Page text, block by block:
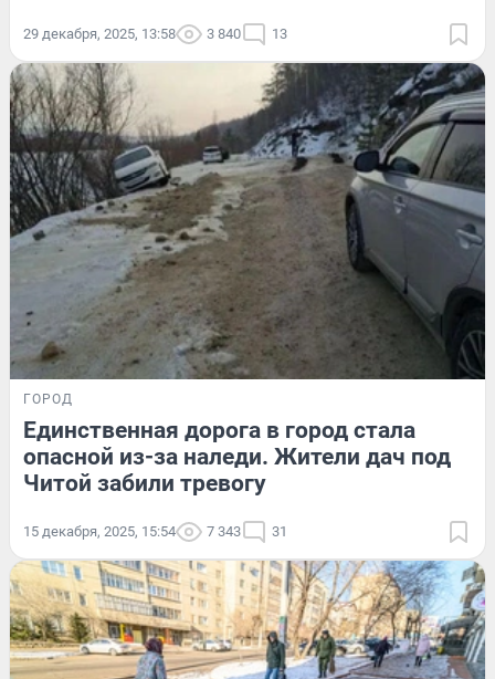
29 декабря, 2025, 13:58 3 840 13
ГОРОД
Единственная дорога в город стала
опасной из-за наледи. Жители дач под
Читой забили тревогу
15 декабря, 2025, 15:54 7 343 31